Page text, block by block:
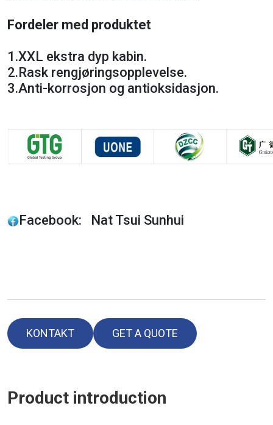
Fordeler med produktet
1.XXL ekstra dyp kabin.
2.Rask rengjøringsopplevelse.
3.Anti-korrosjon og antioksidasjon.
Facebook: Nat Tsui Sunhui
KONTAKT GET A QUOTE
Product introduction